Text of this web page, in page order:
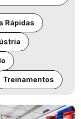
Rápidas
Treinamentos